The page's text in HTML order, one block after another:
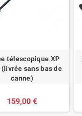
télescopique XP
(livrée sans bas de
canne)
159,00 €